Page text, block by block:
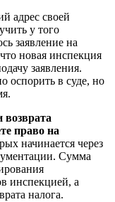
адрес своей
у того
заявление на
новая инспекция
заявления.
оспорить в суде, но
возврата
право на
начинается через
Сумма
инспекцией, а
налога.